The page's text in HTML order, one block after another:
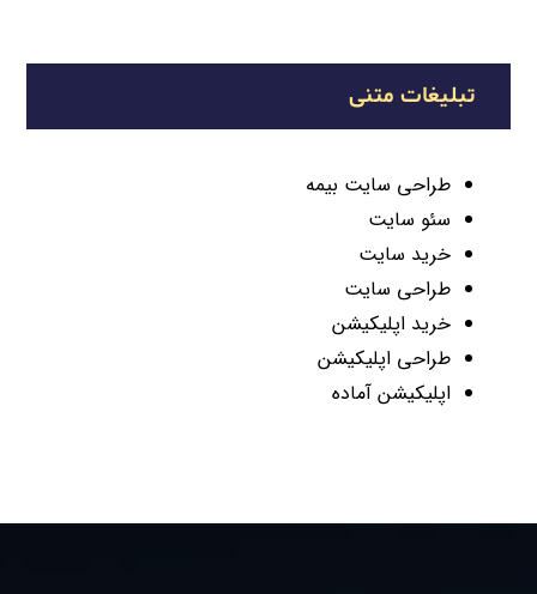
تبلیغات متنی
طراحی سایت بیمه
سئو سایت
خرید سایت
طراحی سایت
خرید اپلیکیشن
طراحی اپلیکیشن
اپلیکیشن آماده